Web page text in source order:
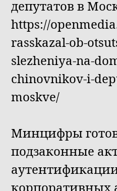
депутатов в
https://
rasskazal-ob-
slezheniya-na-
chinovnikov-i-
moskve/
Минцифры
подзаконные
корпоративных